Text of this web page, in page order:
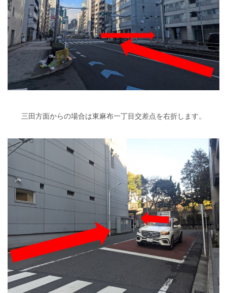
三田方面からの場合は東麻布一丁目交差点を右折します。